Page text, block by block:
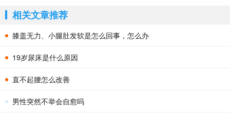
相关文章推荐
膝盖无力、小腿肚发软是怎么回事，怎么办
19岁尿床是什么原因
直不起腰怎么改善
男性突然不举会自愈吗